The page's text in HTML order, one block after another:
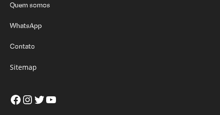
Quem somos
WhatsApp
Contato
Sitemap
Facebook
Instagram
Twitter
Youtube